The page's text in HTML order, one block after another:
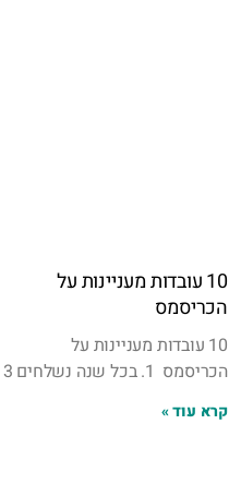
10 עובדות מעניינות על
הכריסמס
10 עובדות מעניינות על
הכריסמס 1. בכל שנה נשלחים 3
קרא עוד »